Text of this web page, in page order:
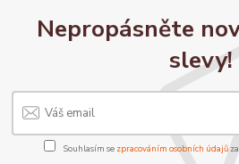
Nepropásněte
slevy!
Souhlasím se zpracováním osobních údajůza